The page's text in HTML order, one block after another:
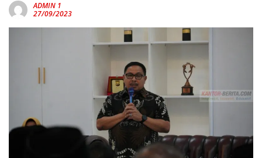
ADMIN 1
27/09/2023